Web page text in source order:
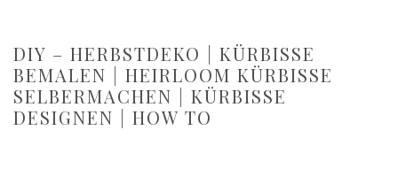
DIY – HERBSTDEKO | KÜRBISSE
BEMALEN | HEIRLOOM KÜRBISSE
SELBERMACHEN | KÜRBISSE
DESIGNEN | HOW TO